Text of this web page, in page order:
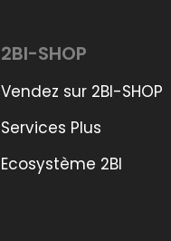
2BI-SHOP
Vendez sur 2BI-SHOP
Services Plus
Ecosystème 2BI